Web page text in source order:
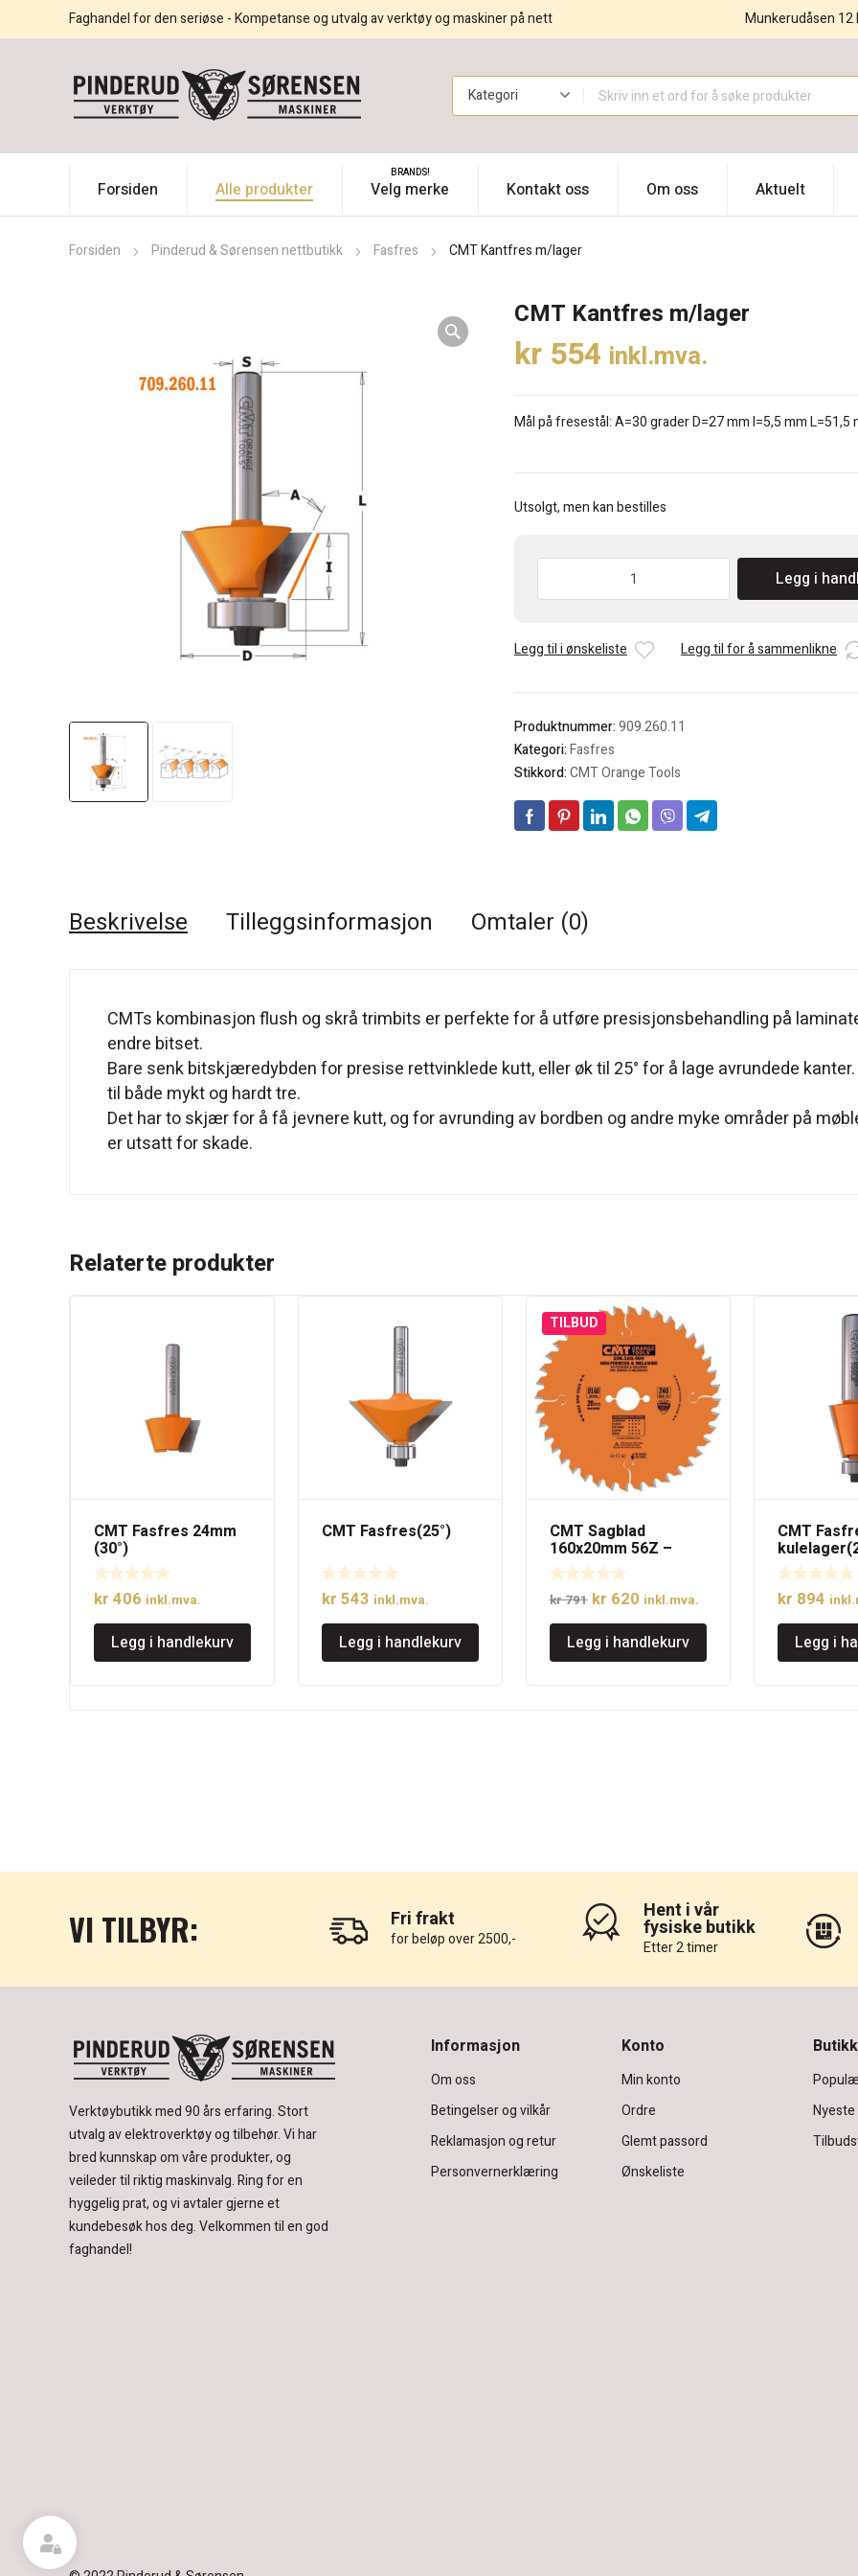
Faghandel for den seriøse - Kompetanse og utvalg av verktøy og maskiner på nett Munkerudåsen 12
Forsiden Alle produkter Velg merke
BRANDS!
Kontakt oss Om oss Aktuelt
Forsiden Pinderud & Sørensen nettbutikk Fasfres CMT Kantfres m/lager
CMT Kantfres m/lager
kr 554 inkl.mva.
Mål på fresestål: A=30 grader D=27 mm I=5,5 mm L=51,5
Utsolgt, men kan bestilles
Legg i
Legg til i ønskeliste Legg til for å sammenlikne
Produktnummer:909.260.11
Kategori:Fasfres
Stikkord:CMT Orange Tools
Beskrivelse Tilleggsinformasjon Omtaler (0)
CMTs kombinasjon flush og skrå trimbits er perfekte for å utføre presisjonsbehandling på
endre bitset.
Bare senk bitskjæredybden for presise rettvinklede kutt, eller øk til 25° for å lage avrundede
til både mykt og hardt tre.
Det har to skjær for å få jevnere kutt, og for avrunding av bordben og andre myke områder på
er utsatt for skade.
Relaterte produkter
CMT Fasfres 24mm
(30°)
kr 406 inkl.mva.
Legg i handlekurv
CMT Fasfres(25°)
kr 543 inkl.mva.
Legg i handlekurv
TILBUD
CMT Sagblad
160x20mm 56Z –
Egnet for FESTOOL®
kr791 Opprinnelig
pris
var:
kr 791.
kr 620Nåværende
pris
er:
kr 620.
inkl.mva.
Legg i handlekurv
CMT
kr 894
Legg i
VI TILBYR: Fri frakt
for beløp over 2500,-
Hent i vår
fysiske butikk
Etter 2 timer
Verktøybutikk med 90 års erfaring.Stort
utvalg av elektroverktøy og tilbehør.Vi har
bred kunnskap om våre produkter, og
veileder til riktig maskinvalg. Ring for en
hyggelig prat, og vi avtaler gjerne et
kundebesøk hos deg.Velkommen til en god
faghandel!
Informasjon
Om oss
Betingelser og vilkår
Reklamasjon og retur
Personvernerklæring
Konto
Min konto
Ordre
Glemt passord
Ønskeliste
Butikk